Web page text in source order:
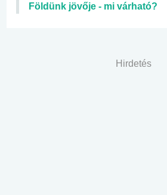
Földünk jövője - mi várható?
Hirdetés